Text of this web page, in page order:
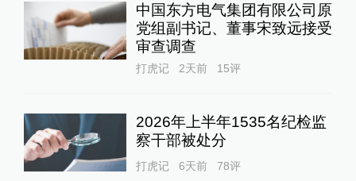
中国东方电气集团有限公司原
党组副书记、董事宋致远接受
审查调查
打虎记 2天前 15评
2026年上半年1535名纪检监
察干部被处分
打虎记 6天前 78评